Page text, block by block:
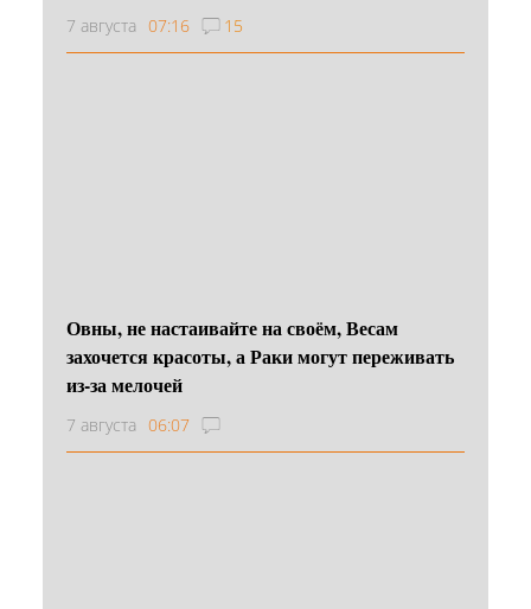
7 августа 07:16 15
Овны, не настаивайте на своём, Весам
захочется красоты, а Раки могут переживать
из-за мелочей
7 августа 06:07